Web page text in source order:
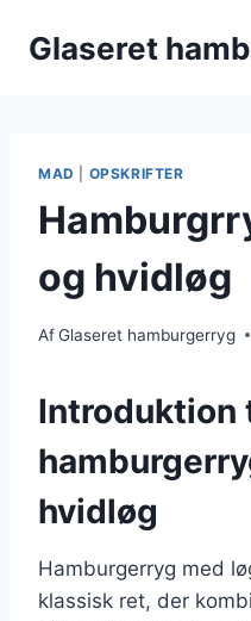
Glaseret
MAD OPSKRIFTER
og hvidløg
AfGlaseret hamburgerryg
Introduktion
hvidløg
Hamburgerryg med
klassisk ret, der